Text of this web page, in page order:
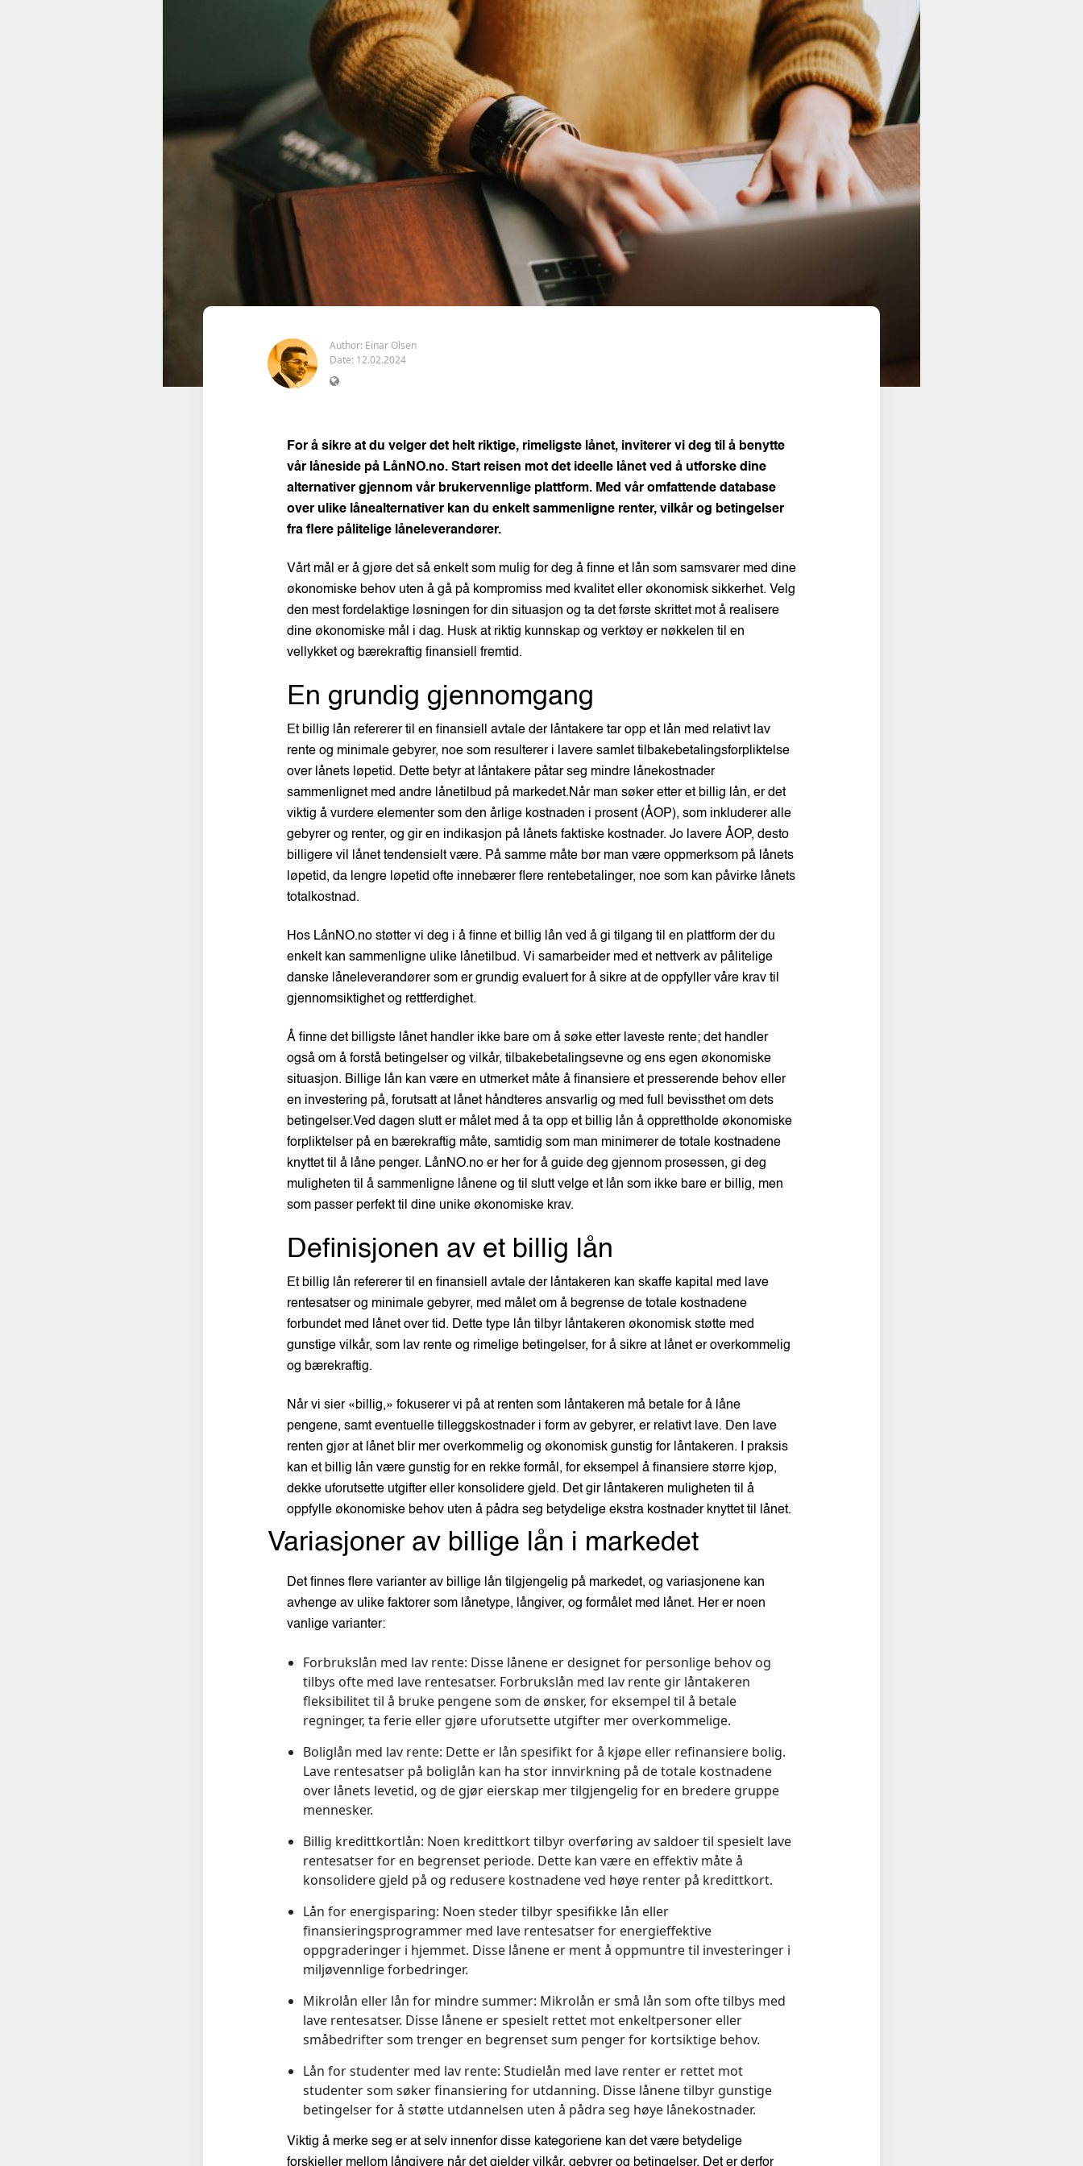
Author: Einar Olsen
Date: 12.02.2024
For å sikre at du velger det helt riktige, rimeligste lånet, inviterer vi deg til å benytte
vår låneside på LånNO.no. Start reisen mot det ideelle lånet ved å utforske dine
alternativer gjennom vår brukervennlige plattform. Med vår omfattende database
over ulike lånealternativer kan du enkelt sammenligne renter, vilkår og betingelser
fra flere pålitelige låneleverandører.
Vårt mål er å gjøre det så enkelt som mulig for deg å finne et lån som samsvarer med dine
økonomiske behov uten å gå på kompromiss med kvalitet eller økonomisk sikkerhet. Velg
den mest fordelaktige løsningen for din situasjon og ta det første skrittet mot å realisere
dine økonomiske mål i dag. Husk at riktig kunnskap og verktøy er nøkkelen til en
vellykket og bærekraftig finansiell fremtid.
En grundig gjennomgang
Et billig lån refererer til en finansiell avtale der låntakere tar opp et lån med relativt lav
rente og minimale gebyrer, noe som resulterer i lavere samlet tilbakebetalingsforpliktelse
over lånets løpetid. Dette betyr at låntakere påtar seg mindre lånekostnader
sammenlignet med andre lånetilbud på markedet.Når man søker etter et billig lån, er det
viktig å vurdere elementer som den årlige kostnaden i prosent (ÅOP), som inkluderer alle
gebyrer og renter, og gir en indikasjon på lånets faktiske kostnader. Jo lavere ÅOP, desto
billigere vil lånet tendensielt være. På samme måte bør man være oppmerksom på lånets
løpetid, da lengre løpetid ofte innebærer flere rentebetalinger, noe som kan påvirke lånets
totalkostnad.
Hos LånNO.no støtter vi deg i å finne et billig lån ved å gi tilgang til en plattform der du
enkelt kan sammenligne ulike lånetilbud. Vi samarbeider med et nettverk av pålitelige
danske låneleverandører som er grundig evaluert for å sikre at de oppfyller våre krav til
gjennomsiktighet og rettferdighet.
Å finne det billigste lånet handler ikke bare om å søke etter laveste rente; det handler
også om å forstå betingelser og vilkår, tilbakebetalingsevne og ens egen økonomiske
situasjon. Billige lån kan være en utmerket måte å finansiere et presserende behov eller
en investering på, forutsatt at lånet håndteres ansvarlig og med full bevissthet om dets
betingelser.Ved dagen slutt er målet med å ta opp et billig lån å opprettholde økonomiske
forpliktelser på en bærekraftig måte, samtidig som man minimerer de totale kostnadene
knyttet til å låne penger. LånNO.no er her for å guide deg gjennom prosessen, gi deg
muligheten til å sammenligne lånene og til slutt velge et lån som ikke bare er billig, men
som passer perfekt til dine unike økonomiske krav.
Definisjonen av et billig lån
Et billig lån refererer til en finansiell avtale der låntakeren kan skaffe kapital med lave
rentesatser og minimale gebyrer, med målet om å begrense de totale kostnadene
forbundet med lånet over tid. Dette type lån tilbyr låntakeren økonomisk støtte med
gunstige vilkår, som lav rente og rimelige betingelser, for å sikre at lånet er overkommelig
og bærekraftig.
Når vi sier «billig,» fokuserer vi på at renten som låntakeren må betale for å låne
pengene, samt eventuelle tilleggskostnader i form av gebyrer, er relativt lave. Den lave
renten gjør at lånet blir mer overkommelig og økonomisk gunstig for låntakeren. I praksis
kan et billig lån være gunstig for en rekke formål, for eksempel å finansiere større kjøp,
dekke uforutsette utgifter eller konsolidere gjeld. Det gir låntakeren muligheten til å
oppfylle økonomiske behov uten å pådra seg betydelige ekstra kostnader knyttet til lånet.
Variasjoner av billige lån i markedet
Det finnes flere varianter av billige lån tilgjengelig på markedet, og variasjonene kan
avhenge av ulike faktorer som lånetype, långiver, og formålet med lånet. Her er noen
vanlige varianter:
Forbrukslån med lav rente: Disse lånene er designet for personlige behov og
tilbys ofte med lave rentesatser. Forbrukslån med lav rente gir låntakeren
fleksibilitet til å bruke pengene som de ønsker, for eksempel til å betale
regninger, ta ferie eller gjøre uforutsette utgifter mer overkommelige.
Boliglån med lav rente: Dette er lån spesifikt for å kjøpe eller refinansiere bolig.
Lave rentesatser på boliglån kan ha stor innvirkning på de totale kostnadene
over lånets levetid, og de gjør eierskap mer tilgjengelig for en bredere gruppe
mennesker.
Billig kredittkortlån: Noen kredittkort tilbyr overføring av saldoer til spesielt lave
rentesatser for en begrenset periode. Dette kan være en effektiv måte å
konsolidere gjeld på og redusere kostnadene ved høye renter på kredittkort.
Lån for energisparing: Noen steder tilbyr spesifikke lån eller
finansieringsprogrammer med lave rentesatser for energieffektive
oppgraderinger i hjemmet. Disse lånene er ment å oppmuntre til investeringer i
miljøvennlige forbedringer.
Mikrolån eller lån for mindre summer: Mikrolån er små lån som ofte tilbys med
lave rentesatser. Disse lånene er spesielt rettet mot enkeltpersoner eller
småbedrifter som trenger en begrenset sum penger for kortsiktige behov.
Lån for studenter med lav rente: Studielån med lave renter er rettet mot
studenter som søker finansiering for utdanning. Disse lånene tilbyr gunstige
betingelser for å støtte utdannelsen uten å pådra seg høye lånekostnader.
Viktig å merke seg er at selv innenfor disse kategoriene kan det være betydelige
forskjeller mellom långivere når det gjelder vilkår, gebyrer og betingelser. Det er derfor